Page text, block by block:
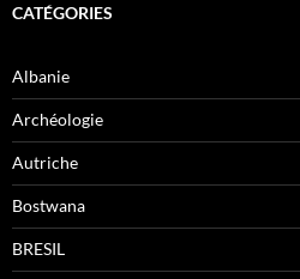
CATÉGORIES
Albanie
Archéologie
Autriche
Bostwana
BRESIL